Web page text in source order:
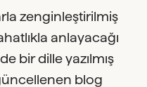
zenginleştirilmiş
anlayacağı
bir dille yazılmış
blog